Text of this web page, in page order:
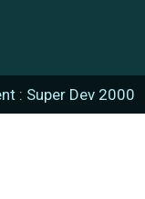
: Super Dev 2000